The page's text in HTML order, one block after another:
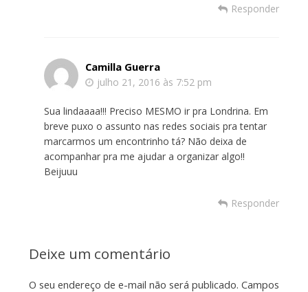
Responder
Camilla Guerra
julho 21, 2016 às 7:52 pm
Sua lindaaaa!!! Preciso MESMO ir pra Londrina. Em
breve puxo o assunto nas redes sociais pra tentar
marcarmos um encontrinho tá? Não deixa de
acompanhar pra me ajudar a organizar algo!!
Beijuuu
Responder
Deixe um comentário
O seu endereço de e-mail não será publicado. Campos